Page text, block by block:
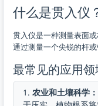
什么是贯入仪
贯入仪是一种测量表面
通过测量一个尖锐的杆
最常见的应用领
农业和土壤科学：